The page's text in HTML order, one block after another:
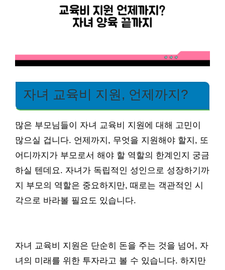
자녀 교육비 지원, 언제까지?
많은 부모님들이 자녀 교육비 지원에 대해 고민이
많으실 겁니다. 언제까지, 무엇을 지원해야 할지, 또
어디까지가 부모로서 해야 할 역할의 한계인지 궁금
하실 텐데요. 자녀가 독립적인 성인으로 성장하기까
지 부모의 역할은 중요하지만, 때로는 객관적인 시
각으로 바라볼 필요도 있습니다.
자녀 교육비 지원은 단순히 돈을 주는 것을 넘어, 자
녀의 미래를 위한 투자라고 볼 수 있습니다. 하지만